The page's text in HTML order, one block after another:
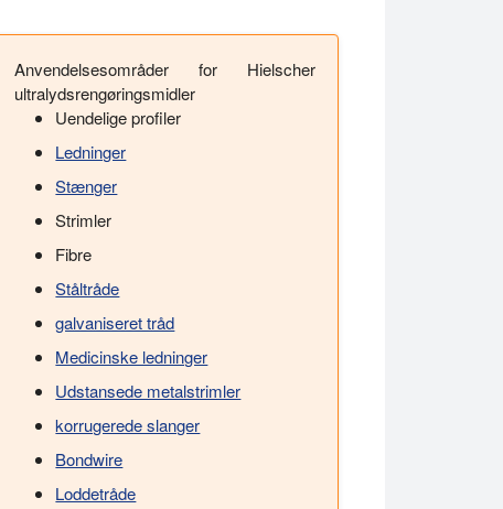
Den meget stærke ultralydskavitation
Anvendelsesområder for Hielscher
ultralydsrengøringsmidler
Uendelige profiler
Ledninger
Stænger
Strimler
Fibre
Ståltråde
galvaniseret tråd
Medicinske ledninger
Udstansede metalstrimler
korrugerede slanger
Bondwire
Loddetråde